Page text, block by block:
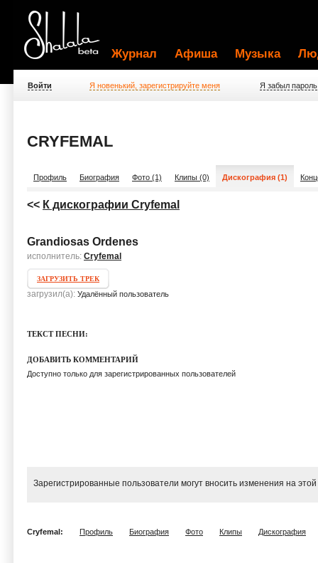
Журнал Афиша Музыка
Войти Я новенький, зарегистрируйте меня Я забыл пароль
CRYFEMAL
Профиль Биография Фото (1) Клипы (0) Дискография (1)
<< К дискографии Cryfemal
Grandiosas Ordenes
исполнитель: Cryfemal
ЗАГРУЗИТЬ ТРЕК
загрузил(а): Удалённый пользователь
ТЕКСТ ПЕСНИ:
ДОБАВИТЬ КОММЕНТАРИЙ
Доступно только для зарегистрированных пользователей
Зарегистрированные пользователи могут вносить изменения на
Cryfemal: Профиль Биография Фото Клипы Дискография